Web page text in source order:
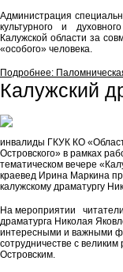
Администрация
культурного и
Калужской области за
«особого» человека.
Подробнее:
Калужский
инвалиды ГКУК КО
Островского» в рамках
тематическом вечере
краевед Ирина Маркина
калужскому драматургу
На мероприятии
драматурга Николая
интересными и важными
сотрудничестве с
Островским.